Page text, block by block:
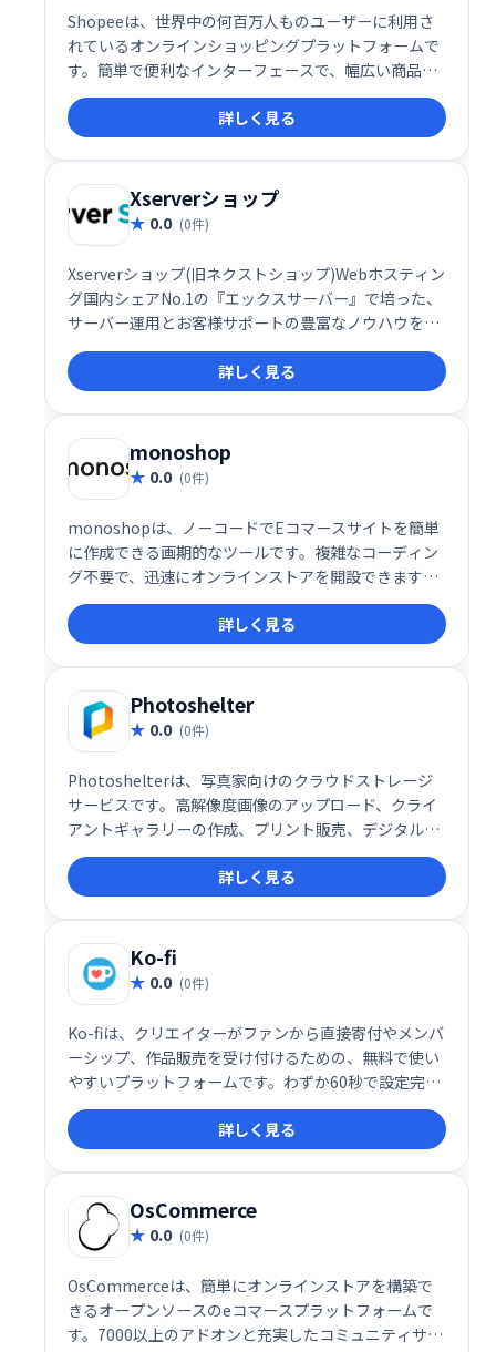
Shopeeは、世界中の何百万人ものユーザーに利用さ
れているオンラインショッピングプラットフォームで
す。簡単で便利なインターフェースで、幅広い商品を
閲覧・購入できます。越境販売にも対応しており、グ
ローバルなビジネス展開をサポートします。世界中の
人々と繋がり、ショッピングを楽しんでください。
詳しく見る
Xserverショップ
0.0 (0件)
Xserverショップ(旧ネクストショップ)Webホスティン
グ国内シェアNo.1の『エックスサーバー』で培った、
サーバー運用とお客様サポートの豊富なノウハウを活
かした高機能ネットショップ作成・運用サービスで
す。
詳しく見る
monoshop
0.0 (0件)
monoshopは、ノーコードでEコマースサイトを簡単
に作成できる画期的なツールです。複雑なコーディン
グ不要で、迅速にオンラインストアを開設できます。
直感的な操作で、あなたのビジネスをスムーズにスタ
ートさせましょう。
詳しく見る
Photoshelter
0.0 (0件)
Photoshelterは、写真家向けのクラウドストレージ
サービスです。高解像度画像のアップロード、クライ
アントギャラリーの作成、プリント販売、デジタルダ
ウンロードのライセンス発行などが可能です。Webサ
イトとeコマース機能を兼ね備え、クライアントとの
スムーズな画像共有や販売を促進します。 フル機能の
プラットフォームで、写真ビジネスの成長を支援しま
す。
詳しく見る
Ko-fi
0.0 (0件)
Ko-fiは、クリエイターがファンから直接寄付やメンバ
ーシップ、作品販売を受け付けるための、無料で使い
やすいプラットフォームです。わずか60秒で設定完
了。無料ショップ機能やメンバーシップ機能、販売機
能などを活用して、安定した収入源を構築できます。
クリエイター活動を支援し、ファンとより深くつなが
るための最適なツールです。
詳しく見る
OsCommerce
0.0 (0件)
OsCommerceは、簡単にオンラインストアを構築で
きるオープンソースのeコマースプラットフォームで
す。7000以上のアドオンと充実したコミュニティサポ